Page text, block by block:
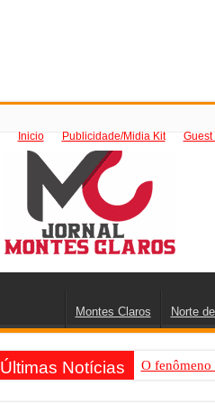
Inicio Publicidade/Midia Kit Guest
Montes Claros Norte
Últimas Notícias O fenômeno